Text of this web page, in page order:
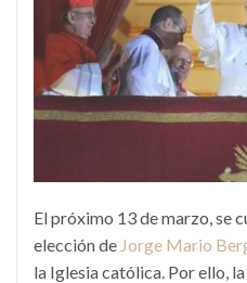
El próximo 13 de marzo, se
elección de Jorge Mario
la Iglesia católica. Por ello,